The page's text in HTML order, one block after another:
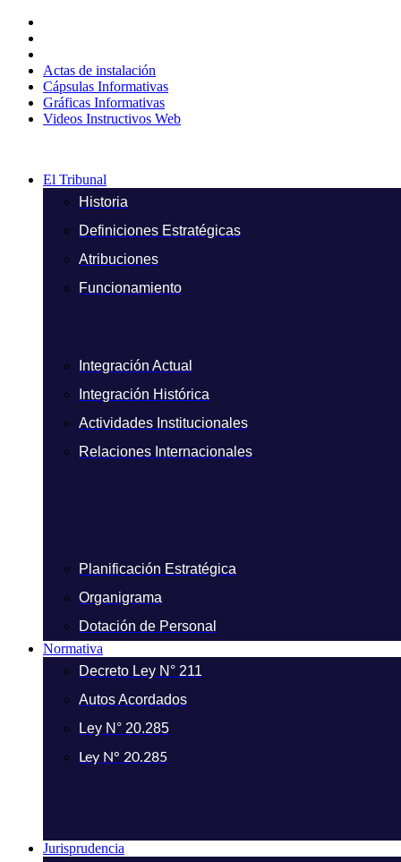
contenido
Actas de instalación
Cápsulas Informativas
Gráficas Informativas
Videos Instructivos Web
El Tribunal
Historia
Definiciones Estratégicas
Atribuciones
Funcionamiento
Integración Actual
Integración Histórica
Actividades Institucionales
Relaciones Internacionales
Planificación Estratégica
Organigrama
Dotación de Personal
Normativa
Decreto Ley N° 211
Autos Acordados
Ley N° 20.285
Ley N° 20.285
Jurisprudencia